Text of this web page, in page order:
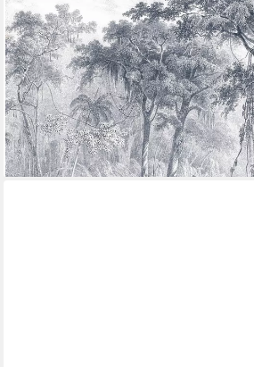
Fototapete Landschaftsmotiv -
Vintage-Optik, (1 Rolle, 1 St., 2,65 m x
Lichtbeständigkeit, feucht abwischbar,
ab 80,99 € UVP133,50 €
(9,61 €/ 1 qm)
-39%
lieferbar - in 2-3 Werktagen bei dir